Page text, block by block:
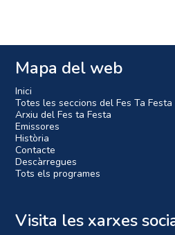
Mapa del web
Inici
Totes les seccions del Fes Ta Festa
Arxiu del Fes ta Festa
Emissores
Història
Contacte
Descàrregues
Tots els programes
Visita les xarxes